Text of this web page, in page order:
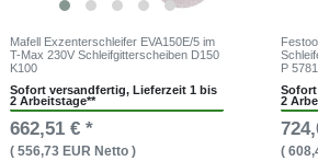
Mafell Exzenterschleifer EVA150E/5 im
T-Max 230V Schleifgitterscheiben D150
K100
Sofort versandfertig, Lieferzeit 1 bis
2 Arbeitstage**
662,51 € *
( 556,73 EUR Netto )
P
2
(